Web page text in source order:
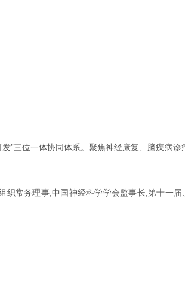
”三位一体协同体系。聚焦神经康复、脑疾病
常务理事,中国神经科学学会监事长,第十一